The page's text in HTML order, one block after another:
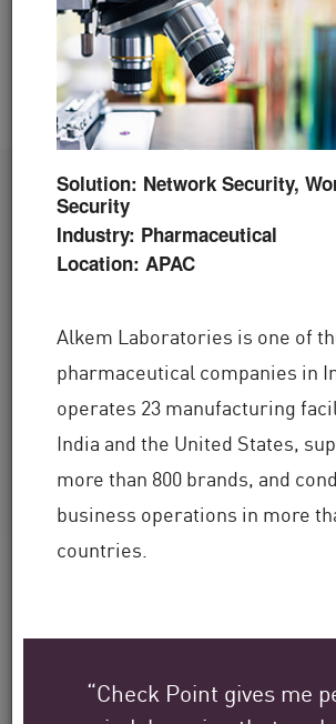
Solution: Network Security,
Security
Industry: Pharmaceutical
Location: APAC
Alkem Laboratories is one of
pharmaceutical companies in
operates 23 manufacturing
India and the United States,
more than 800 brands, and
business operations in more
countries.
“Check Point gives me
Jetzt lesen Video
60+
Betreute Branchen
Kunden weltweit
30+
Jahre
Check Point